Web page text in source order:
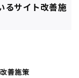
るサイト改善施